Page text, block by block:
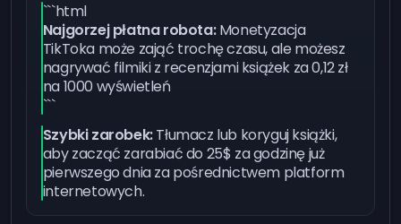
```html
Najgorzej płatna robota:Monetyzacja
TikToka może zająć trochę czasu, ale możesz
nagrywać filmiki z recenzjami książek za 0,12 zł
na 1000 wyświetleń
```
Szybki zarobek:Tłumacz lub koryguj książki,
aby zacząć zarabiać do 25$ za godzinę już
pierwszego dnia za pośrednictwem platform
internetowych.